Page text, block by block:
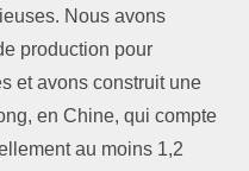
Nous avons
production pour
et avons construit une
en Chine, qui compte
au moins 1,2